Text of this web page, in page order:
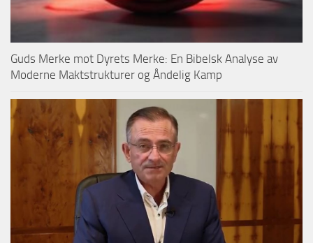
Guds Merke mot Dyrets Merke: En Bibelsk Analyse av
Moderne Maktstrukturer og Åndelig Kamp